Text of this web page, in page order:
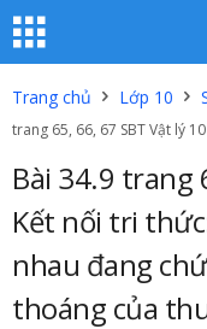
Trang chủ Lớp 10
trang 65, 66, 67 SBT Vật lý 10
Bài 34.9 trang
Kết nối tri
nhau đang
thoáng của